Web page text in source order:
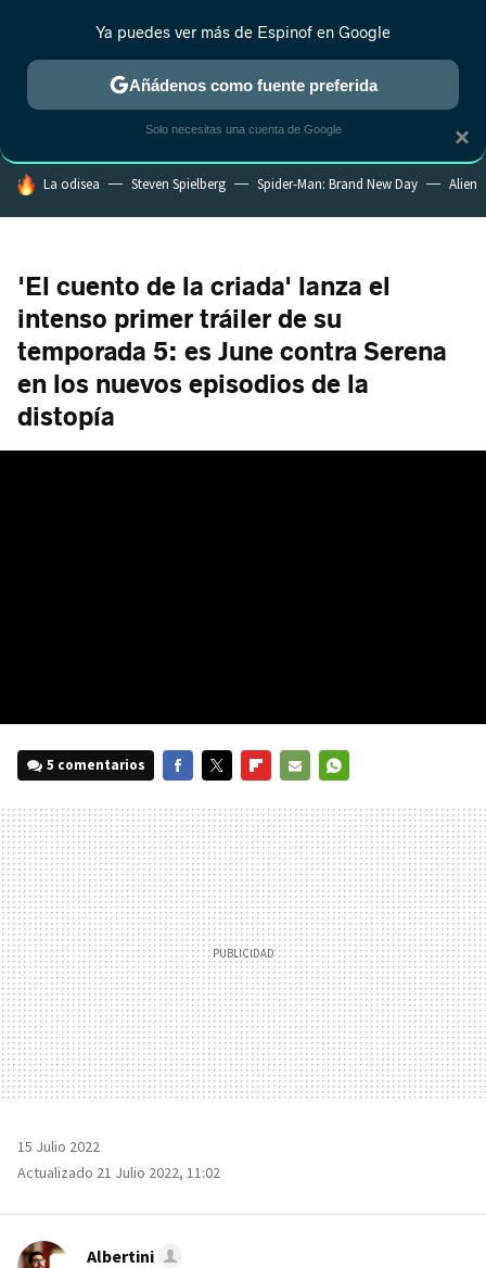
MENÚ NUEVO
ESTRENOS REALITY ANIME RANKINGS CINE
HOY SE HABLA DE
La odisea Steven Spielberg Spider-Man: Brand New Day Alien
'El cuento de la criada' lanza el
intenso primer tráiler de su
temporada 5: es June contra Serena
en los nuevos episodios de la
distopía
5 comentarios
MAIL
15 Julio 2022
Actualizado 21 Julio 2022, 11:02
Albertini
×
Ya puedes ver más de Espinof en Google
Añádenos como fuente preferida
Solo necesitas una cuenta de Google